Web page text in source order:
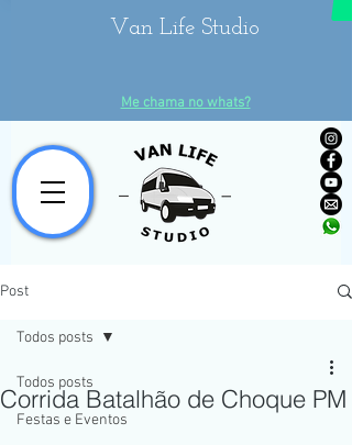
Van Life Studio
Me chama no whats?
Post
Todos posts
Festas e Eventos
Todos posts
Corrida Batalhão de Choque PM